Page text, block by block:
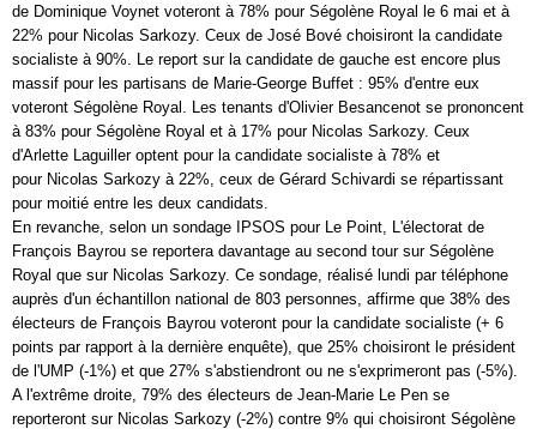
de Dominique Voynet voteront à 78% pour Ségolène Royal le 6 mai et à
22% pour Nicolas Sarkozy. Ceux de José Bové choisiront la candidate
socialiste à 90%. Le report sur la candidate de gauche est encore plus
massif pour les partisans de Marie-George Buffet : 95% d'entre eux
voteront Ségolène Royal. Les tenants d'Olivier Besancenot se prononcent
à 83% pour Ségolène Royal et à 17% pour Nicolas Sarkozy. Ceux
d'Arlette Laguiller optent pour la candidate socialiste à 78% et
pour Nicolas Sarkozy à 22%, ceux de Gérard Schivardi se répartissant
pour moitié entre les deux candidats.
En revanche, selon un sondage IPSOS pour Le Point, L'électorat de
François Bayrou se reportera davantage au second tour sur Ségolène
Royal que sur Nicolas Sarkozy. Ce sondage , réalisé lundi par téléphone
auprès d'un échantillon national de 803 personnes, affirme que 38% des
électeurs de François Bayrou voteront pour la candidate socialiste (+ 6
points par rapport à la dernière enquête), que 25% choisiront le président
de l'UMP (-1%) et que 27% s'abstiendront ou ne s'exprimeront pas (-5%).
A l'extrême droite, 79% des électeurs de Jean-Marie Le Pen se
reporteront sur Nicolas Sarkozy (-2%) contre 9% qui choisiront Ségolène